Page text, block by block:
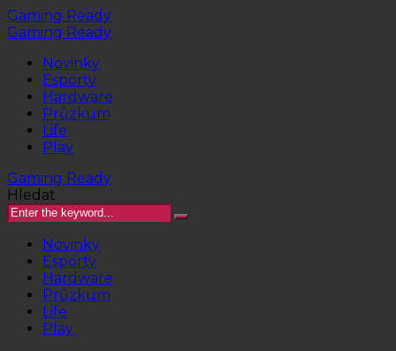
Gaming Ready
Gaming Ready
Novinky
Esporty
Hardware
Průzkum
Life
Play
Gaming Ready
Hledat
Novinky
Esporty
Hardware
Průzkum
Life
Play